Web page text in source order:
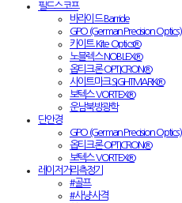
필드스코프
바라이드 Barride
GPO (German Precision Optics)
카이트 Kite Optics®
노블렉스 NOBLEX®
옵티크론 OPTICRON®
사이트마크 SIGHTMARK®
보텍스 VORTEX®
운남북방광학
단안경
GPO (German Precision Optics)
옵티크론 OPTICRON®
보텍스 VORTEX®
레이저거리측정기
#골프
#사냥·사격